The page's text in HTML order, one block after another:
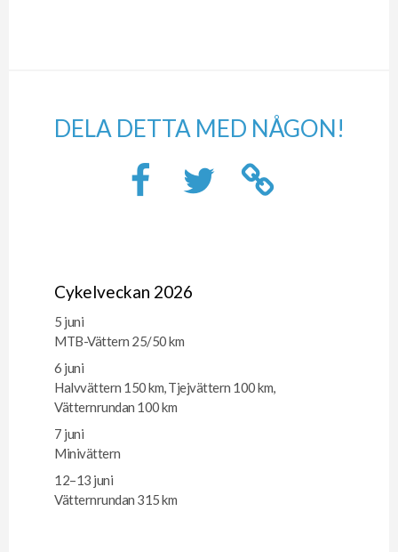
DELA DETTA MED NÅGON!
Cykelveckan 2026
5 juni
MTB-Vättern 25/50 km
6 juni
Halvvättern 150 km, Tjejvättern 100 km,
Vätternrundan 100 km
7 juni
Minivättern
12–13 juni
Vätternrundan 315 km